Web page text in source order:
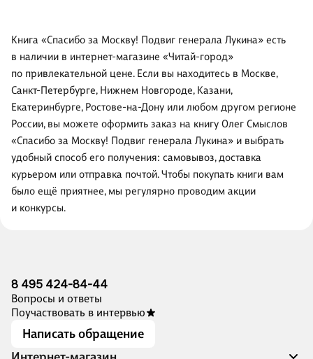
Книга «Спасибо за Москву! Подвиг генерала Лукина» есть
в наличии в интернет-магазине «Читай-город»
по привлекательной цене. Если вы находитесь в Москве,
Санкт-Петербурге, Нижнем Новгороде, Казани,
Екатеринбурге, Ростове-на-Дону или любом другом регионе
России, вы можете оформить заказ на книгу Олег Смыслов
«Спасибо за Москву! Подвиг генерала Лукина» и выбрать
удобный способ его получения: самовывоз, доставка
курьером или отправка почтой. Чтобы покупать книги вам
было ещё приятнее, мы регулярно проводим акции
и конкурсы.
8 495 424-84-44
Вопросы и ответы
Поучаствовать в интервью
Написать обращение